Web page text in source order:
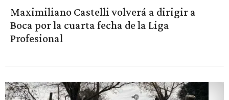
Maximiliano Castelli volverá a dirigir a
Boca por la cuarta fecha de la Liga
Profesional